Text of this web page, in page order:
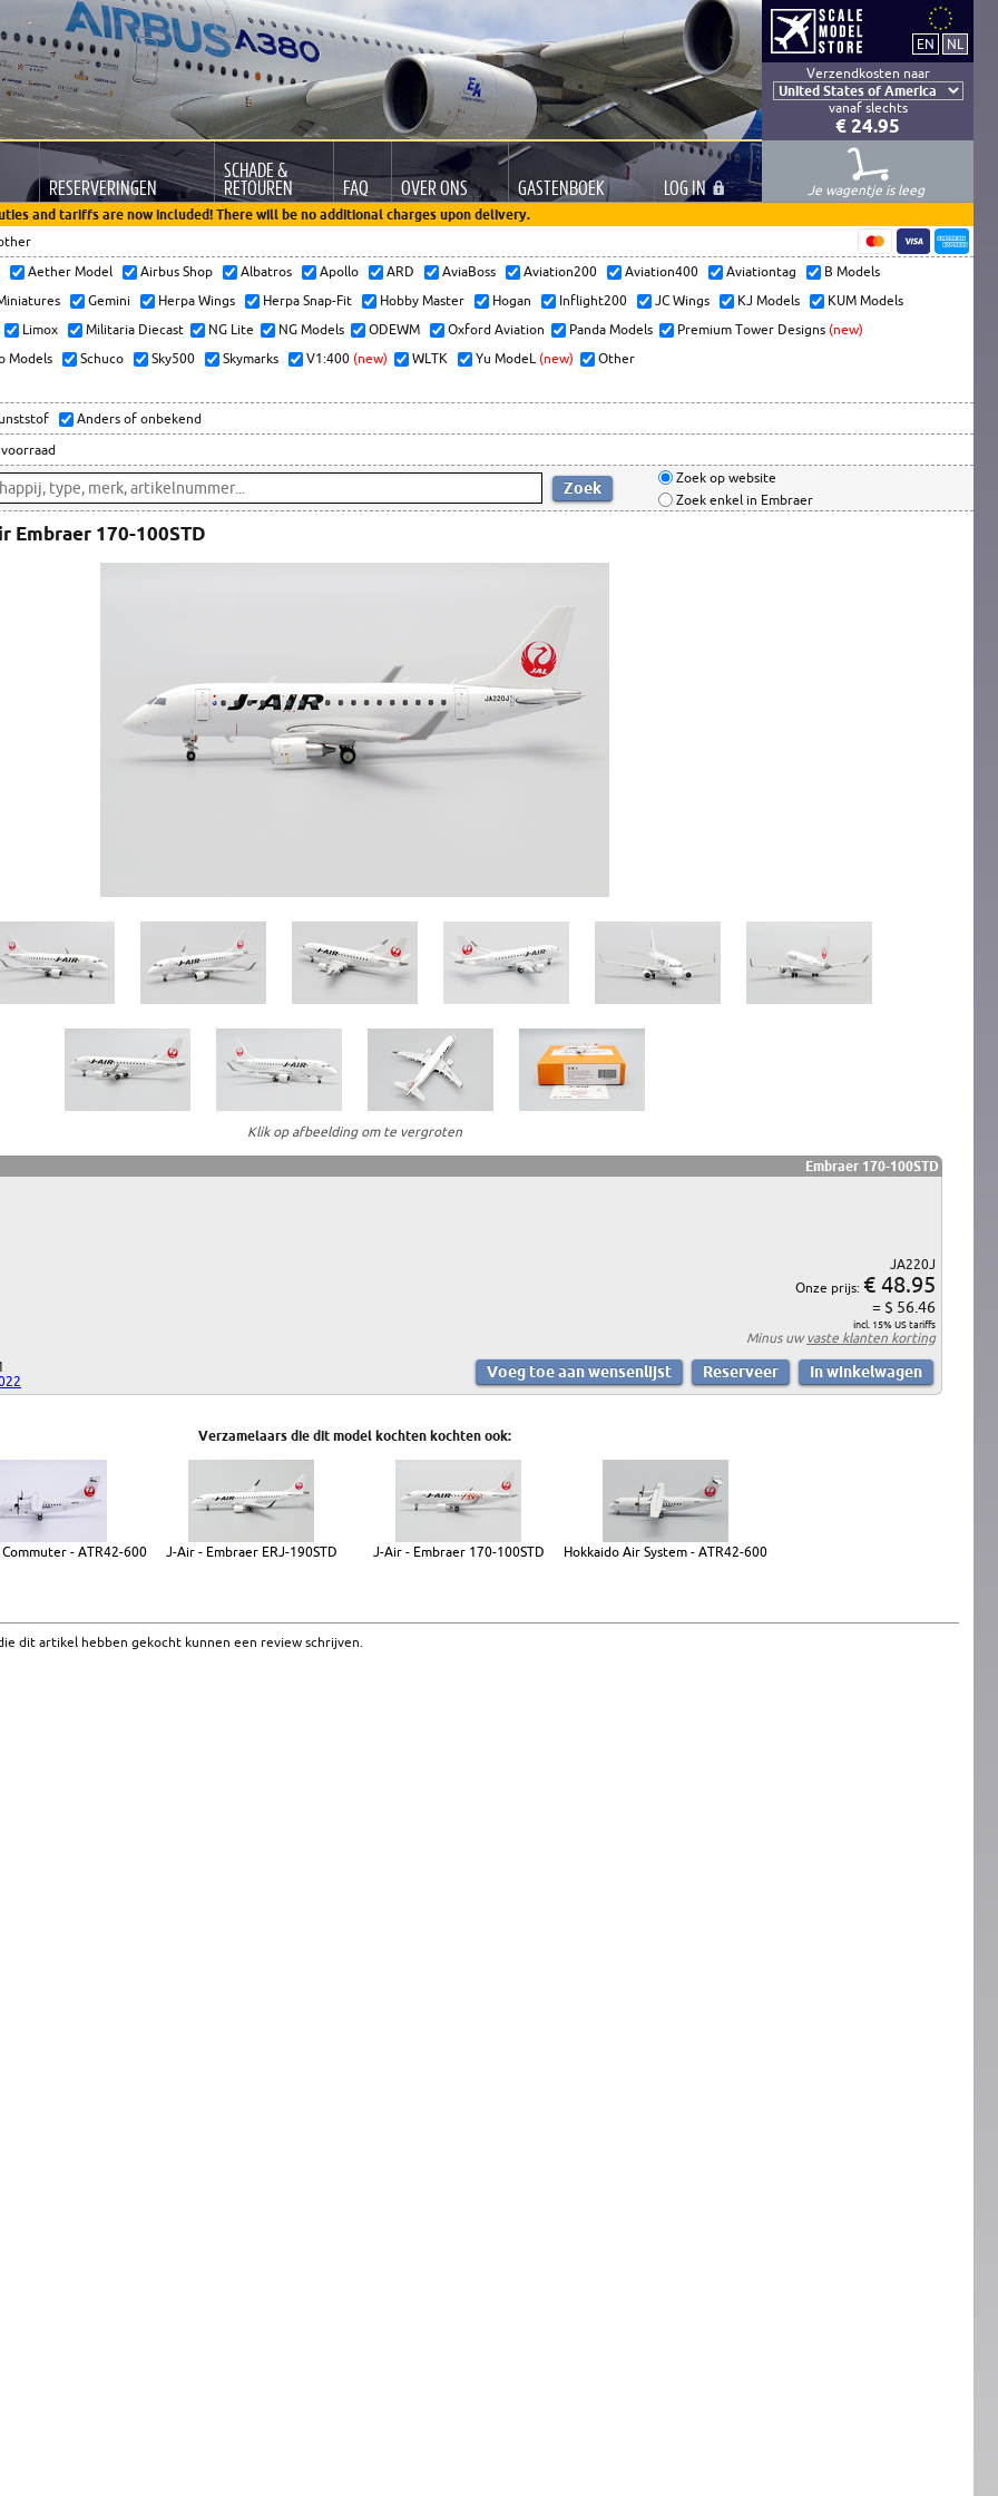
Verzendkosten naar
vanaf slechts
€ 24.95
RESERVERINGEN
SCHADE &
RETOUREN FAQ OVER ONS GASTENBOEK LOGIN
Je wagentje is leeg
and tariffs are now included! There will be no additional charges upon delivery.
Aether Model Airbus Shop Albatros Apollo ARD AviaBoss Aviation200 Aviation400 Aviationtag
B Models
Gemini Herpa Wings Herpa Snap-Fit Hobby Master Hogan Inflight200 JC Wings KJ Models
KUM Models
Limox
Militaria Diecast NG Lite NG Models ODEWM Oxford Aviation Panda Models Premium Tower Designs (new)
Models
Schuco Sky500 Skymarks V1:400 (new) WLTK Yu ModeL (new) Other
Anders of onbekend
Zoek op website
Zoek enkel in Embraer
Embraer 170-100STD
Klik op afbeelding om te vergroten
Embraer 170-100STD
JA220J
Onze prijs: € 48.95
= $ 56.46
incl. 15% US tariffs
Minus uwvaste klanten korting
Verzamelaars die dit model kochten kochten ook:
- ATR42-600 J-Air - Embraer ERJ-190STD J-Air - Embraer 170-100STD Hokkaido Air System - ATR42-600
dit artikel hebben gekocht kunnen een review schrijven.